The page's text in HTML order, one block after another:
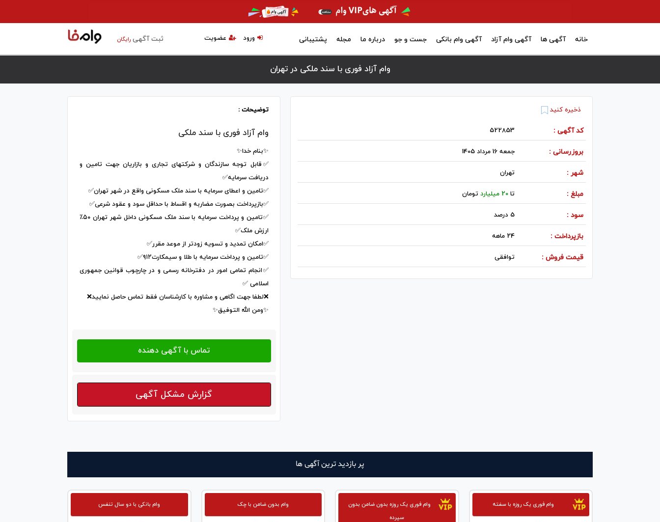
ثبت آگهیرایگان عضویت ورود خانه آگهی ها آگهی وام آزاد آگهی وام بانکی جست و جو درباره ما مجله پشتیبانی
وام آزاد فوری با سند ملکی در تهران
ذخیره کنید
کد آگهی : 522853
بروزرسانی : جمعه 16 مرداد 1405
شهر : تهران
مبلغ : تا20 میلیارد تومان
سود : 5 درصد
بازپرداخت : 24 ماهه
قیمت فروش : توافقی
توضیحات :
وام آزاد فوری با سند ملکی
✨بنام خدا✨
✅قابل توجه سازندگان و شرکتهای تجاری و بازاریان جهت تامین و
دریافت سرمایه✅
✅تامین و اعطای سرمایه با سند ملک مسکونی واقع در شهر تهران✅
✅باز‌پرداخت بصورت مضاربه و اقساط با حداقل سود و عقود شرعی✅
✅تامین و پرداخت سرمایه با سند ملک مسکونی داخل شهر تهران ۵۰٪
ارزش ملک✅
✅امکان تمدید و تسویه زودتر از موعد مقرر✅
✅تامین و پرداخت سرمایه با طلا و سیمکارت۹۱۲✅
✅انجام تمامی امور در دفترخانه رسمی و در چارچوب قوانین جمهوری
اسلامی ✅
❌لطفا جهت اگاهی و مشاوره با کارشناسان فقط تماس حاصل نمایید❌
✨ومن الله التوفیق✨
گزارش مشکل آگهی
پر بازدید ترین آگهی ها
وام فوری یک روزه با سفته
وام فوری یک روزه بدون ضامن بدون
سپرده
وام بدون ضامن با چک وام بانکی با دو سال تنفس